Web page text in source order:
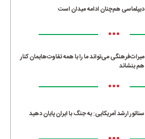
دیپلماسی هم‌چنان ادامه میدان است
•••
میراث‌فرهنگی می‌تواند ما را با همه تفاوت‌هایمان کنار
هم بنشاند
•••
سناتور ارشد آمریکایی: به جنگ با ایران پایان دهید